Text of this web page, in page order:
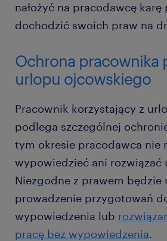
nałożyć na pracodawcę karę
dochodzić swoich praw na
Ochrona pracownika
urlopu ojcowskiego
Pracownik korzystający z
podlega szczególnej
tym okresie pracodawca nie
wypowiedzieć ani rozwiązać
Niezgodne z prawem będzie
prowadzenie przygotowań
wypowiedzenia lub
pracę bez wypowiedzenia.